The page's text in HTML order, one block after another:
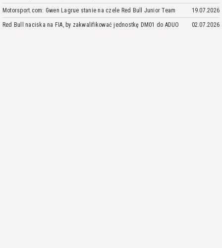
Motorsport.com: Gwen Lagrue stanie na czele Red Bull Junior Team 19.07.2026
Red Bull naciska na FIA, by zakwalifikować jednostkę DM01 do ADUO 02.07.2026